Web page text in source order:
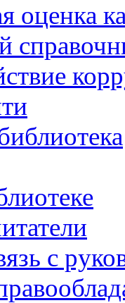
оценка
с